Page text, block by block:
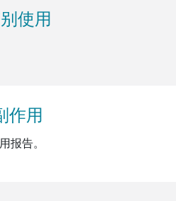
使用
作用
报告。